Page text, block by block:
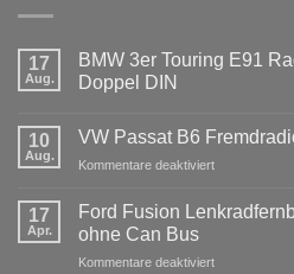
17
Aug.
BMW 3er Touring E91
Doppel DIN
zu
3er
Radio
Tausch
1
DIN
10
Aug.
VW Passat B6
Kommentare deaktiviertfür
Passat
was
17
Apr.
Ford Fusion
ohne Can Bus
Kommentare deaktiviertfür